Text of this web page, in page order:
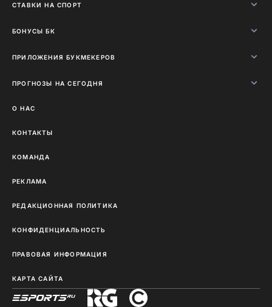
СТАВКИ НА СПОРТ
БОНУСЫ БК
ПРИЛОЖЕНИЯ БУКМЕКЕРОВ
ПРОГНОЗЫ НА СЕГОДНЯ
О НАС
КОНТАКТЫ
КОМАНДА
РЕКЛАМА
РЕДАКЦИОННАЯ ПОЛИТИКА
КОНФИДЕНЦИАЛЬНОСТЬ
ПРАВОВАЯ ИНФОРМАЦИЯ
КАРТА САЙТА